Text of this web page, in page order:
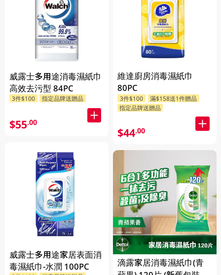
威露士多用途消毒濕紙巾
高效去污型 84PC
3件$100 指定品牌送贈品
$55.00
威露士多用途家居表面消
毒濕紙巾-水潤 100PC
維達廚房消毒濕紙巾
80PC
3件$100
滿$158送1件贈品
指定品牌送贈品
$44.00
滴露家居消毒濕紙巾(青